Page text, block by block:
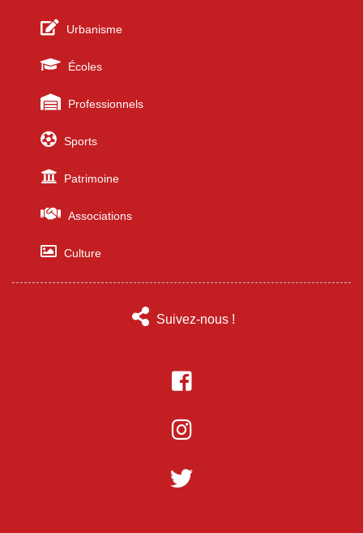
Urbanisme
Écoles
Professionnels
Sports
Patrimoine
Associations
Culture
Suivez-nous !